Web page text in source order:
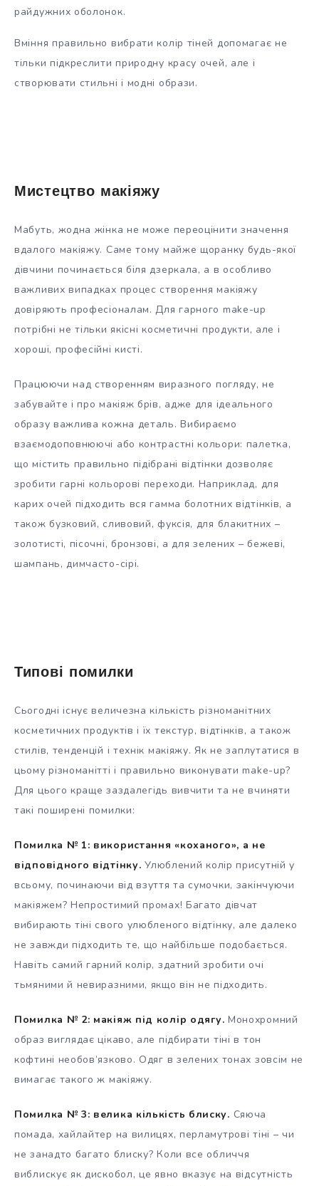
райдужних оболонок.
Вміння правильно вибрати колір тіней допомагає не
тільки підкреслити природну красу очей, але і
створювати стильні і модні образи.
Мистецтво макіяжу
Мабуть, жодна жінка не може переоцінити значення
вдалого макіяжу. Саме тому майже щоранку будь-якої
дівчини починається біля дзеркала, а в особливо
важливих випадках процес створення макіяжу
довіряють професіоналам. Для гарного make-up
потрібні не тільки якісні косметичні продукти, але і
хороші, професійні кисті.
Працюючи над створенням виразного погляду, не
забувайте і про макіяж брів, адже для ідеального
образу важлива кожна деталь. Вибираємо
взаємодоповнюючі або контрастні кольори: палетка,
що містить правильно підібрані відтінки дозволяє
зробити гарні кольорові переходи. Наприклад, для
карих очей підходить вся гамма болотних відтінків, а
також бузковий, сливовий, фуксія, для блакитних –
золотисті, пісочні, бронзові, а для зелених – бежеві,
шампань, димчасто-сірі.
Типові помилки
Сьогодні існує величезна кількість різноманітних
косметичних продуктів і їх текстур, відтінків, а також
стилів, тенденцій і технік макіяжу. Як не заплутатися в
цьому різноманітті і правильно виконувати make-up?
Для цього краще заздалегідь вивчити та не вчиняти
такі поширені помилки:
Помилка № 1: використання «коханого», а не
відповідного відтінку. Улюблений колір присутній у
всьому, починаючи від взуття та сумочки, закінчуючи
макіяжем? Непростимий промах! Багато дівчат
вибирають тіні свого улюбленого відтінку, але далеко
не завжди підходить те, що найбільше подобається.
Навіть самий гарний колір, здатний зробити очі
тьмяними й невиразними, якщо він не підходить.
Помилка № 2: макіяж під колір одягу. Монохромний
образ виглядає цікаво, але підбирати тіні в тон
кофтині необов’язково. Одяг в зелених тонах зовсім не
вимагає такого ж макіяжу.
Помилка № 3: велика кількість блиску. Сяюча
помада, хайлайтер на вилицях, перламутрові тіні – чи
не занадто багато блиску? Коли все обличчя
виблискує як дискобол, це явно вказує на відсутність